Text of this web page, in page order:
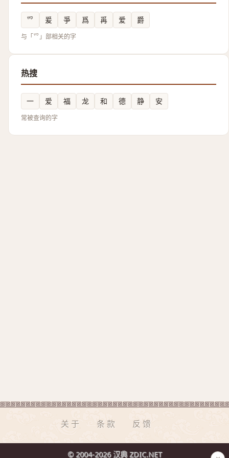
爫 爰 爭 爲 爯 爱 爵
与「爫」部相关的字
热搜
一 爱 福 龙 和 德 静 安
常被查询的字
关于 条款 反馈
© 2004-2026 汉典 ZDIC.NET